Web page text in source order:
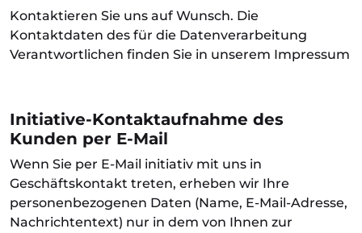
Kontaktieren Sie uns auf Wunsch. Die
Kontaktdaten des für die Datenverarbeitung
Verantwortlichen finden Sie in unserem Impressum
Initiative-Kontaktaufnahme des
Kunden per E-Mail
Wenn Sie per E-Mail initiativ mit uns in
Geschäftskontakt treten, erheben wir Ihre
personenbezogenen Daten (Name, E-Mail-Adresse,
Nachrichtentext) nur in dem von Ihnen zur